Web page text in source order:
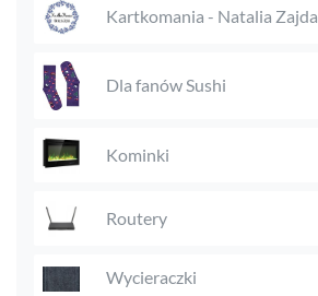
Kartkomania - Natalia Zajda
Dla fanów Sushi
Kominki
Routery
Wycieraczki